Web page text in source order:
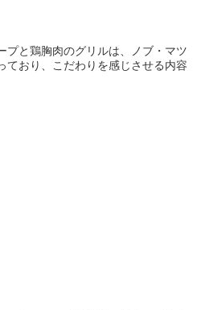
プと鶏胸肉のグリルは、ノブ・マツ
ており、こだわりを感じさせる内容